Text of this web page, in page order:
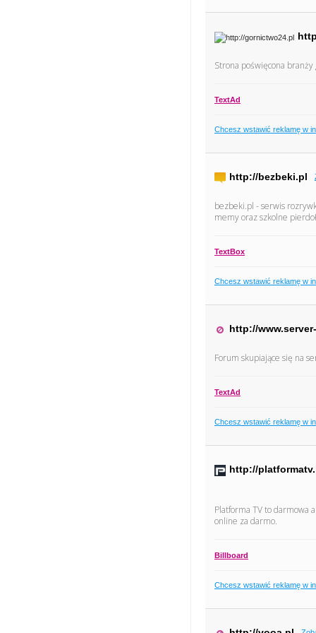
Strona poświęcona
TextAd
Chcesz wstawić reklamę w
http://bezbeki.pl
bezbeki.pl - serwis
memy oraz szkolne
TextBox
Chcesz wstawić reklamę w
http://
Forum skupiające się na
TextAd
Chcesz wstawić reklamę w
http://
Platforma TV to darmowa
online za darmo.
Billboard
Chcesz wstawić reklamę w